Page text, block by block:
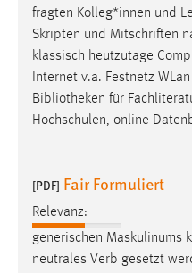
fragten Kolleg*innen und
Skripten und Mitschriften
klassisch heutzutage
Internet v.a. Festnetz
Bibliotheken für
Hochschulen, online
[PDF] Fair Formuliert
Relevanz:
generischen Maskulinums
neutrales Verb gesetzt